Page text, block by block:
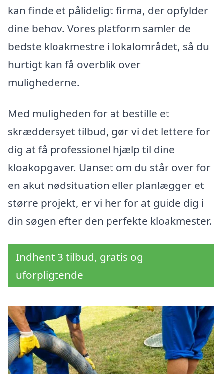
kan finde et pålideligt firma, der opfylder
dine behov. Vores platform samler de
bedste kloakmestre i lokalområdet, så du
hurtigt kan få overblik over
mulighederne.
Med muligheden for at bestille et
skræddersyet tilbud, gør vi det lettere for
dig at få professionel hjælp til dine
kloakopgaver. Uanset om du står over for
en akut nødsituation eller planlægger et
større projekt, er vi her for at guide dig i
din søgen efter den perfekte kloakmester.
Indhent 3 tilbud, gratis og
uforpligtende